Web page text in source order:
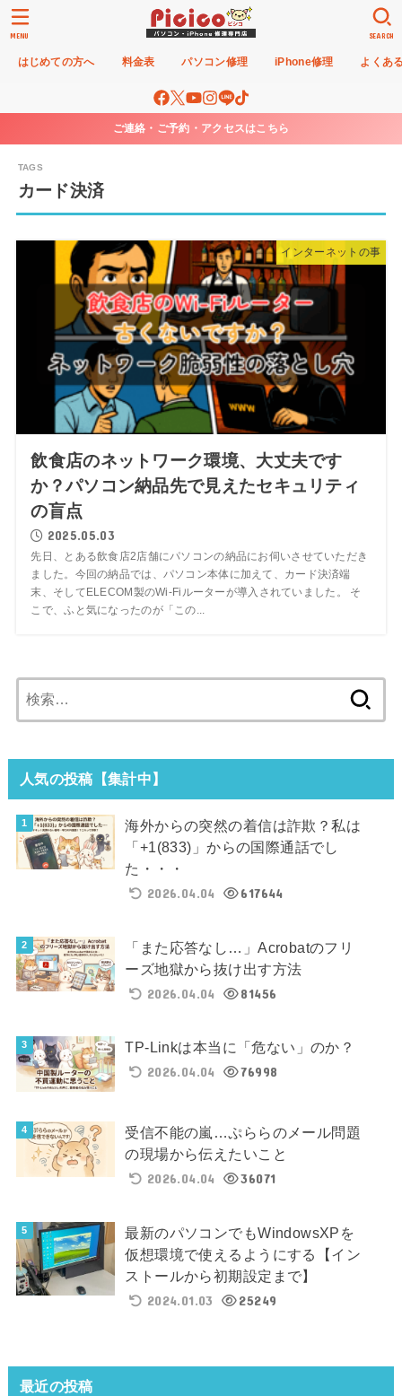
はじめての方へ 料金表 パソコン修理 iPhone修理 よくあ
SEARCH
MENU
ご連絡・ご予約・アクセスはこちら
カード決済
インターネットの事
飲食店のネットワーク環境、大丈夫です
か？パソコン納品先で見えたセキュリティ
の盲点
2025.05.03
先日、とある飲食店2店舗にパソコンの納品にお伺いさせていただき
ました。今回の納品では、パソコン本体に加えて、カード決済端
末、そしてELECOM製のWi-Fiルーターが導入されていました。 そ
こで、ふと気になったのが「この...
索:
人気の投稿【集計中】
海外からの突然の着信は詐欺？私は
「+1(833)」からの国際通話でし
た・・・
2026.04.04
617644
「また応答なし…」Acrobatのフリ
ーズ地獄から抜け出す方法
2026.04.04
81456
TP-Linkは本当に「危ない」のか？
2026.04.04
76998
受信不能の嵐…ぷららのメール問題
の現場から伝えたいこと
2026.04.04
36071
最新のパソコンでもWindowsXPを
仮想環境で使えるようにする【イン
ストールから初期設定まで】
2024.01.03
25249
最近の投稿